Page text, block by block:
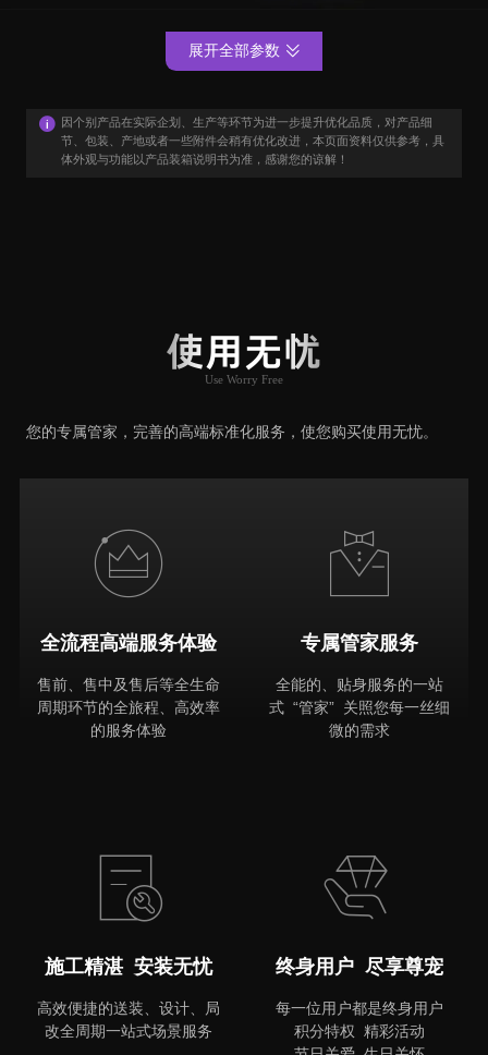
因个别产品在实际企划、生产等环节为进一步提升优化品质，对产品细
节、包装、产地或者一些附件会稍有优化改进，本页面资料仅供参考，具
体外观与功能以产品装箱说明书为准，感谢您的谅解！
展开全部参数
使用无忧
Use Worry Free
您的专属管家，完善的高端标准化服务，使您购买使用无忧。
全流程高端服务体验
售前、售中及售后等全生命
周期环节的全旅程、高效率
的服务体验
专属管家服务
全能的、贴身服务的一站
式 “管家” 关照您每一丝细
微的需求
施工精湛 安装无忧
高效便捷的送装、设计、局
改全周期一站式场景服务
终身用户 尽享尊宠
每一位用户都是终身用户
积分特权 精彩活动